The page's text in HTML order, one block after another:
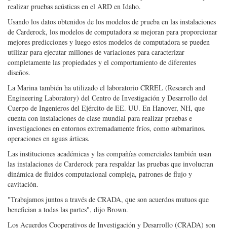
La Marina también ha utilizado el laboratorio CRREL (Research and
Cuerpo de Ingenieros del Ejército de EE. UU. En Hanover, NH, que
cuenta con instalaciones de clase mundial para realizar pruebas e
investigaciones en entornos extremadamente fríos, como submarinos.
operaciones en aguas árticas.
Las instituciones académicas y las compañías comerciales también usan
dinámica de fluidos computacional compleja, patrones de flujo y
cavitación.
"Trabajamos juntos a través de CRADA, que son acuerdos mutuos que
benefician a todas las partes", dijo Brown.
Los Acuerdos Cooperativos de Investigación y Desarrollo (CRADA) son
acuerdos legales entre un laboratorio gubernamental de investigación y
desarrollo y un socio no perteneciente a la Armada para llevar a cabo
investigación y desarrollo cooperativamente en un área técnica
determinada y compartir los resultados técnicos derivados del esfuerzo
(Según publicado en la edición de mayo de 2018 deMarine Technology